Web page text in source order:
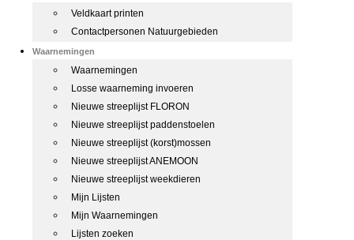
Veldkaart printen
Contactpersonen Natuurgebieden
Waarnemingen
Waarnemingen
Losse waarneming invoeren
Nieuwe streeplijst FLORON
Nieuwe streeplijst paddenstoelen
Nieuwe streeplijst (korst)mossen
Nieuwe streeplijst ANEMOON
Nieuwe streeplijst weekdieren
Mijn Lijsten
Mijn Waarnemingen
Lijsten zoeken